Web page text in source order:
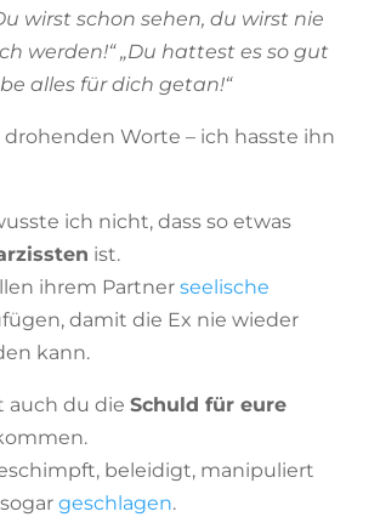
wirst schon sehen, du wirst nie
werden!“ „Du hattest es so gut
alles für dich getan!“
drohenden Worte – ich hasste ihn
ich nicht, dass so etwas
ist.
ihrem Partnerseelische
damit die Ex nie wieder
kann.
auch du dieSchuld für eure
beleidigt, manipuliert
geschlagen.